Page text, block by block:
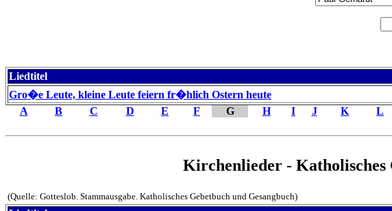
Liedtitel
Gro�e Leute, kleine Leute feiern fr�hlich Ostern heute
A
B C D E F G H I J K L
Kirchenlieder - Katholisches
(Quelle: Gotteslob. Stammausgabe. Katholisches Gebetbuch und Gesangbuch)